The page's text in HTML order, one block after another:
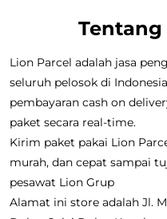
Alamat ini store adalah Jl.
Dobo, Galai Dubu,